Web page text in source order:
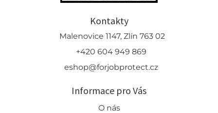
Kontakty
Malenovice 1147, Zlín 763 02
+420 604 949 869
eshop@forjobprotect.cz
Informace pro Vás
O nás